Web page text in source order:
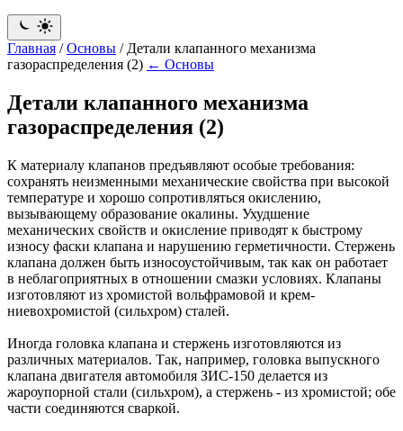
Главная / Основы / Детали клапанного механизма
газораспределения (2) ← Основы
Детали клапанного механизма
газораспределения (2)
К материалу клапанов предъявляют особые требования:
сохранять неизменными механические свойства при высокой
температуре и хорошо сопротивляться окислению,
вызывающему образование окалины. Ухудшение
механических свойств и окисление приводят к быстрому
износу фаски клапана и нарушению герметичности. Стержень
клапана должен быть износоустойчивым, так как он работает
в неблагоприятных в отношении смазки условиях. Клапаны
изготовляют из хромистой вольфрамовой и крем-
ниевохромистой (сильхром) сталей.
Иногда головка клапана и стержень изготовляются из
различных материалов. Так, например, головка выпускного
клапана двигателя автомобиля ЗИС-150 делается из
жароупорной стали (сильхром), а стержень - из хромистой; обе
части соединяются сваркой.